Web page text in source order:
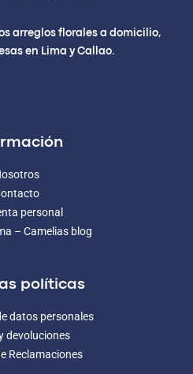
arreglos florales a domicilio,
en Lima y Callao.
personal
– Camelias blog
políticas
datos personales
devoluciones
Reclamaciones